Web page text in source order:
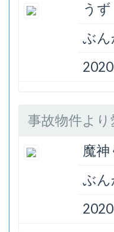
うず
ぶん
事故物件よ
魔
ぶん